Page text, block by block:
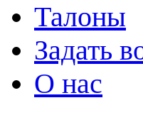
Талоны
Задать
О нас